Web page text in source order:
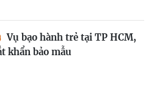
Vụ bạo hành trẻ tại TP HCM,
khẩn bảo mẫu